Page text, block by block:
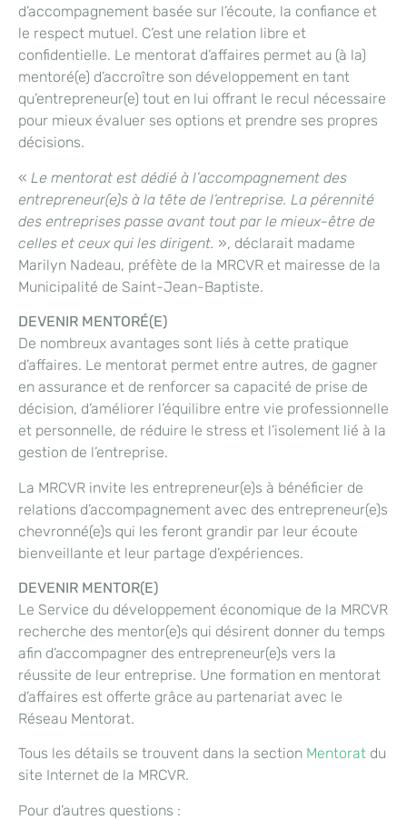
d’accompagnement basée sur l’écoute, la confiance et
le respect mutuel. C’est une relation libre et
confidentielle. Le mentorat d’affaires permet au (à la)
mentoré(e) d’accroître son développement en tant
qu’entrepreneur(e) tout en lui offrant le recul nécessaire
pour mieux évaluer ses options et prendre ses propres
décisions.
« Le mentorat est dédié à l’accompagnement des
entrepreneur(e)s à la tête de l’entreprise. La pérennité
des entreprises passe avant tout par le mieux-être de
celles et ceux qui les dirigent. », déclarait madame
Marilyn Nadeau, préfète de la MRCVR et mairesse de la
Municipalité de Saint-Jean-Baptiste.
DEVENIR MENTORÉ(E)
De nombreux avantages sont liés à cette pratique
d’affaires. Le mentorat permet entre autres, de gagner
en assurance et de renforcer sa capacité de prise de
décision, d’améliorer l’équilibre entre vie professionnelle
et personnelle, de réduire le stress et l’isolement lié à la
gestion de l’entreprise.
La MRCVR invite les entrepreneur(e)s à bénéficier de
relations d’accompagnement avec des entrepreneur(e)s
chevronné(e)s qui les feront grandir par leur écoute
bienveillante et leur partage d’expériences.
DEVENIR MENTOR(E)
Le Service du développement économique de la MRCVR
recherche des mentor(e)s qui désirent donner du temps
afin d’accompagner des entrepreneur(e)s vers la
réussite de leur entreprise. Une formation en mentorat
d’affaires est offerte grâce au partenariat avec le
Réseau Mentorat.
Tous les détails se trouvent dans la section Mentorat du
site Internet de la MRCVR.
Pour d’autres questions :